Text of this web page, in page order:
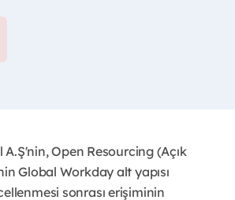
Open Resourcing (Açık
Global Workday alt yapısı
sonrası erişiminin